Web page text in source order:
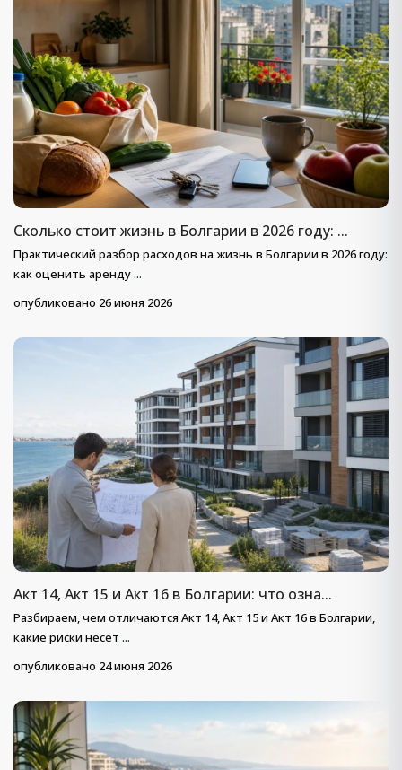
Сколько стоит жизнь в Болгарии в 2026 году: ...
Практический разбор расходов на жизнь в Болгарии в 2026 году:
как оценить аренду...
опубликовано 26 июня 2026
Акт 14, Акт 15 и Акт 16 в Болгарии: что озна...
Разбираем, чем отличаются Акт 14, Акт 15 и Акт 16 в Болгарии,
какие риски несет ...
опубликовано 24 июня 2026